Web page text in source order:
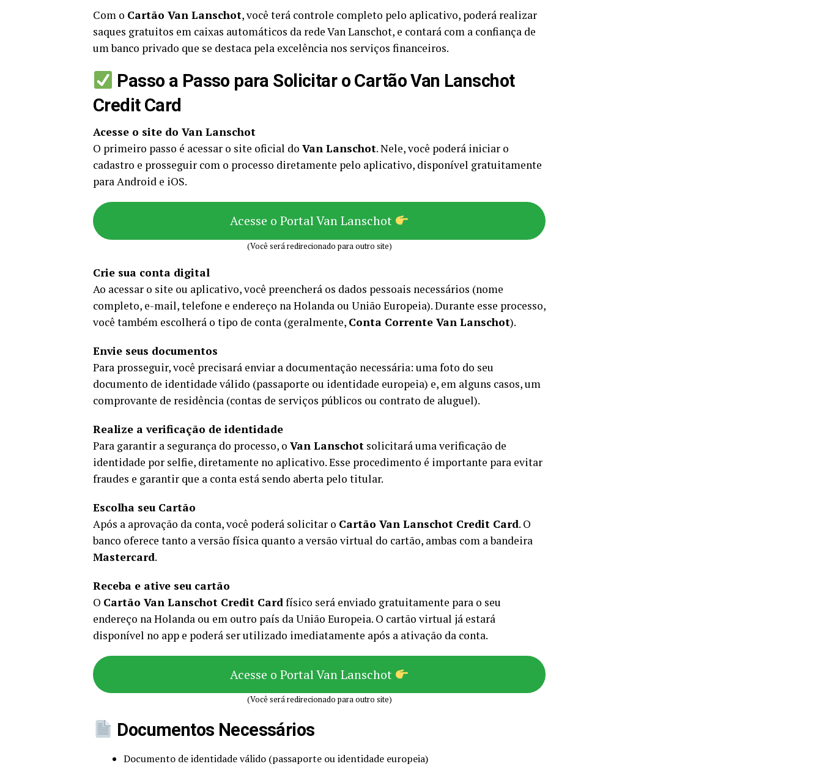
Com o Cartão Van Lanschot, você terá controle completo pelo aplicativo, poderá realizar
saques gratuitos em caixas automáticos da rede Van Lanschot, e contará com a confiança de
um banco privado que se destaca pela excelência nos serviços financeiros.
Passo a Passo para Solicitar o Cartão Van Lanschot
Credit Card
Acesse o site do Van Lanschot
O primeiro passo é acessar o site oficial do Van Lanschot. Nele, você poderá iniciar o
cadastro e prosseguir com o processo diretamente pelo aplicativo, disponível gratuitamente
para Android e iOS.
Acesse o Portal Van Lanschot
(Você será redirecionado para outro site)
Crie sua conta digital
Ao acessar o site ou aplicativo, você preencherá os dados pessoais necessários (nome
completo, e-mail, telefone e endereço na Holanda ou União Europeia). Durante esse processo,
você também escolherá o tipo de conta (geralmente, Conta Corrente Van Lanschot).
Envie seus documentos
Para prosseguir, você precisará enviar a documentação necessária: uma foto do seu
documento de identidade válido (passaporte ou identidade europeia) e, em alguns casos, um
comprovante de residência (contas de serviços públicos ou contrato de aluguel).
Realize a verificação de identidade
Para garantir a segurança do processo, o Van Lanschot solicitará uma verificação de
identidade por selfie, diretamente no aplicativo. Esse procedimento é importante para evitar
fraudes e garantir que a conta está sendo aberta pelo titular.
Escolha seu Cartão
Após a aprovação da conta, você poderá solicitar o Cartão Van Lanschot Credit Card. O
banco oferece tanto a versão física quanto a versão virtual do cartão, ambas com a bandeira
Mastercard.
Receba e ative seu cartão
O Cartão Van Lanschot Credit Cardfísico será enviado gratuitamente para o seu
endereço na Holanda ou em outro país da União Europeia. O cartão virtual já estará
disponível no app e poderá ser utilizado imediatamente após a ativação da conta.
Acesse o Portal Van Lanschot
(Você será redirecionado para outro site)
Documentos Necessários
Documento de identidade válido (passaporte ou identidade europeia)